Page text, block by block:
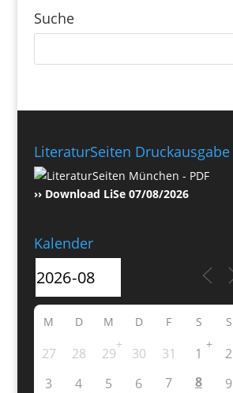
Suche
LiteraturSeiten Druckausgabe
›› Download LiSe 07/08/2026
Kalender
M D M D F S S
27 28 29
+
30 31 1
+
2
3
4 5 6 7 8
9